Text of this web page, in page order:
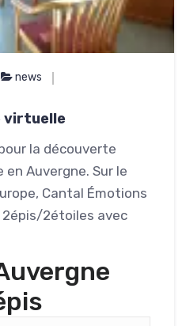
news
virtuelle
la découverte
Auvergne. Sur le
Cantal Émotions
2étoiles avec